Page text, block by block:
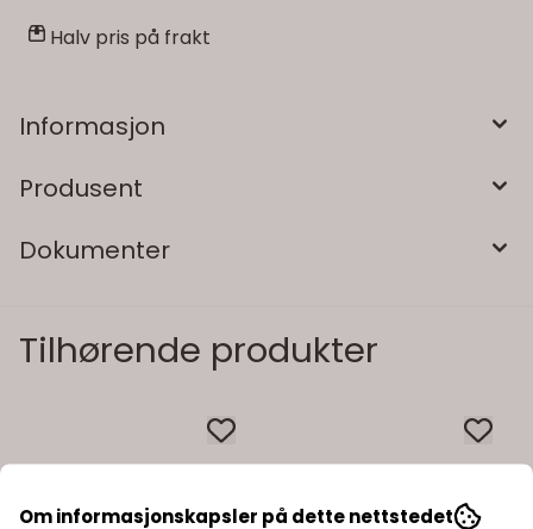
Halv pris på frakt
Informasjon
Produsent
Dokumenter
Tilhørende produkter
Om informasjonskapsler på dette nettstedet